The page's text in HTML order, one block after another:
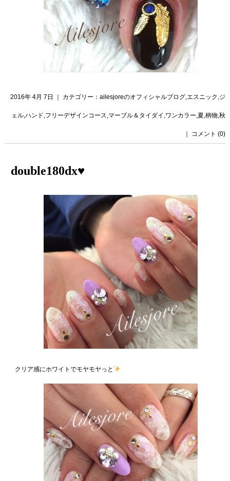
2016年 4月 7日 ｜ カテゴリー：ailesjoreのオフィシャルブログ,エスニック ,ジ
ェル,ハンド,フリーデザインコース,マーブル＆タイダイ ,ワンカラー,夏,柄物,秋
コメント (0)
double180dx♥️
クリア感にホワイトでモヤモヤっと